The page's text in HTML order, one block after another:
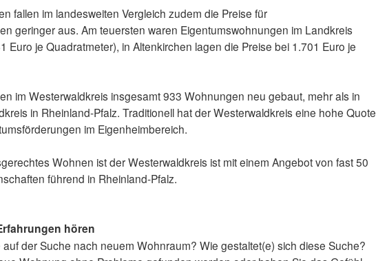
fallen im landesweiten Vergleich zudem die Preise für
geringer aus. Am teuersten waren Eigentumswohnungen im Landkreis
Euro je Quadratmeter), in Altenkirchen lagen die Preise bei 1.701 Euro je
im Westerwaldkreis insgesamt 933 Wohnungen neu gebaut, mehr als in
in Rheinland-Pfalz. Traditionell hat der Westerwaldkreis eine hohe Quote
im Eigenheimbereich.
Wohnen ist der Westerwaldkreis ist mit einem Angebot von fast 50
führend in Rheinland-Pfalz.
hören
der Suche nach neuem Wohnraum? Wie gestaltet(e) sich diese Suche?